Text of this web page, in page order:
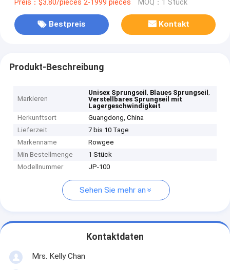
Preis：$3.80/pieces 2-1999 pieces MOQ：1 Stück
Bestpreis Kontakt
Produkt-Beschreibung
Markieren
Unisex Sprungseil, Blaues Sprungseil,
Verstellbares Sprungseil mit
Lagergeschwindigkeit
Herkunftsort
Guangdong, China
Lieferzeit
7 bis 10 Tage
Markenname
Rowgee
Min Bestellmenge
1 Stück
Modellnummer
JP-100
Sehen Sie mehr an
Kontaktdaten
Mrs. Kelly Chan